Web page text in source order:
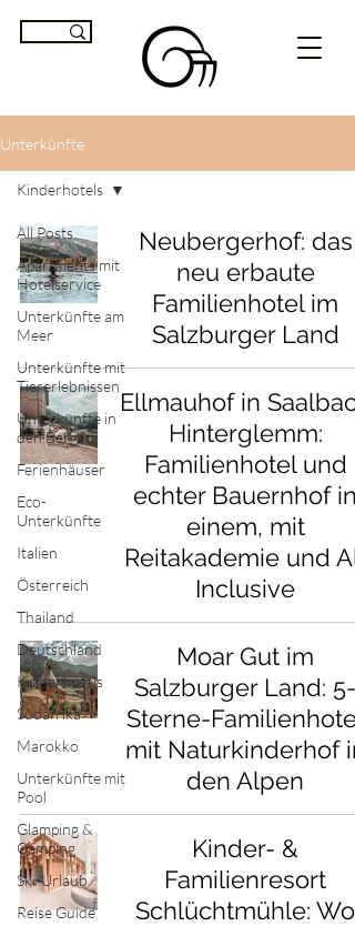
Unterkünfte
All Posts
Apartments mit
Hotelservice
Unterkünfte am
Meer
Unterkünfte mit
Tiererlebnissen
Unterkünfte in
den Bergen
Ferienhäuser
Eco-
Unterkünfte
Italien
Österreich
Thailand
Deutschland
Kinderhotels
Südafrika
Marokko
Unterkünfte mit
Pool
Glamping &
Camping
Ski-Urlaub
Reise Guide
Kinderhotels
Neubergerhof: das
neu erbaute
Familienhotel im
Salzburger Land
Ellmauhof in
Hinterglemm:
Familienhotel und
echter Bauernhof in
einem, mit
Reitakademie und All
Inclusive
Moar Gut im
Salzburger Land: 5-
Sterne-Familienhotel
mit Naturkinderhof in
den Alpen
Kinder- &
Familienresort
Schlüchtmühle: Wo